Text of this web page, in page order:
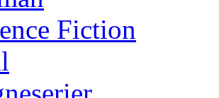
Fiction